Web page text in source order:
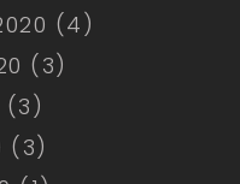
(4)
(3)
(3)
(3)